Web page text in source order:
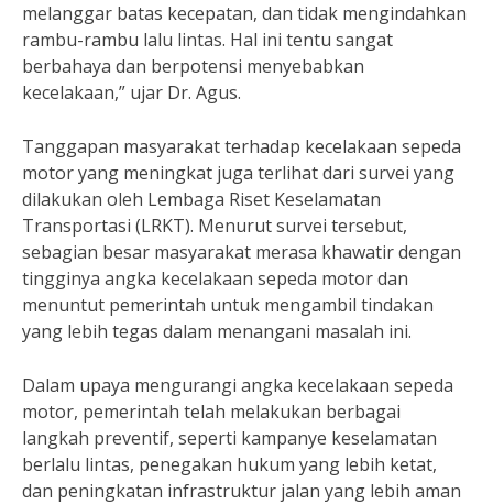
melanggar batas kecepatan, dan tidak mengindahkan
rambu-rambu lalu lintas. Hal ini tentu sangat
berbahaya dan berpotensi menyebabkan
kecelakaan,” ujar Dr. Agus.
Tanggapan masyarakat terhadap kecelakaan sepeda
motor yang meningkat juga terlihat dari survei yang
dilakukan oleh Lembaga Riset Keselamatan
Transportasi (LRKT). Menurut survei tersebut,
sebagian besar masyarakat merasa khawatir dengan
tingginya angka kecelakaan sepeda motor dan
menuntut pemerintah untuk mengambil tindakan
yang lebih tegas dalam menangani masalah ini.
Dalam upaya mengurangi angka kecelakaan sepeda
motor, pemerintah telah melakukan berbagai
langkah preventif, seperti kampanye keselamatan
berlalu lintas, penegakan hukum yang lebih ketat,
dan peningkatan infrastruktur jalan yang lebih aman